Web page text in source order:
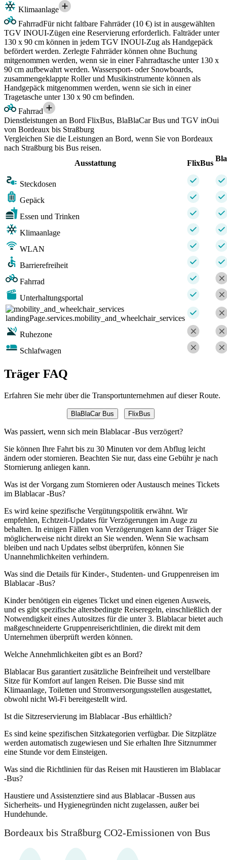
Klimaanlage
FahrradFür nicht faltbare Fahrräder (10 €) ist in ausgewählten
TGV INOUI-Zügen eine Reservierung erforderlich. Falträder unter
130 x 90 cm können in jedem TGV INOUI-Zug als Handgepäck
befördert werden. Zerlegte Fahrräder können ohne Buchung
mitgenommen werden, wenn sie in einer Fahrradtasche unter 130 x
90 cm aufbewahrt werden. Wassersport- oder Snowboards,
zusammengeklappte Roller und Musikinstrumente können als
Handgepäck mitgenommen werden, wenn sie sich in einer
Tragetasche unter 130 x 90 cm befinden.
Fahrrad
Dienstleistungen an Bord FlixBus, BlaBlaCar Bus und TGV inOui
von Bordeaux bis Straßburg
Vergleichen Sie die Leistungen an Bord, wenn Sie von Bordeaux
nach Straßburg bis Bus reisen.
Ausstattung
FlixBus
Steckdosen
Gepäck
Essen und Trinken
Klimaanlage
WLAN
Barrierefreiheit
Fahrrad
Unterhaltungsportal
landingPage.services.mobility_and_wheelchair_services
Ruhezone
Schlafwagen
Träger FAQ
Erfahren Sie mehr über die Transportunternehmen auf dieser Route.
BlaBlaCar Bus FlixBus
Was passiert, wenn sich mein Blablacar -Bus verzögert?
Sie können Ihre Fahrt bis zu 30 Minuten vor dem Abflug leicht
ändern oder stornieren. Beachten Sie nur, dass eine Gebühr je nach
Stornierung anliegen kann.
Was ist der Vorgang zum Stornieren oder Austausch meines Tickets
im Blablacar -Bus?
Es wird keine spezifische Vergütungspolitik erwähnt. Wir
empfehlen, Echtzeit-Updates für Verzögerungen im Auge zu
behalten. In einigen Fällen von Verzögerungen kann der Träger Sie
möglicherweise nicht direkt an Sie wenden. Wenn Sie wachsam
bleiben und nach Updates selbst überprüfen, können Sie
Unannehmlichkeiten verhindern.
Was sind die Details für Kinder-, Studenten- und Gruppenreisen im
Blablacar -Bus?
Kinder benötigen ein eigenes Ticket und einen eigenen Ausweis,
und es gibt spezifische altersbedingte Reiseregeln, einschließlich der
Notwendigkeit eines Autositzes für die unter 3. Blablacar bietet auch
maßgeschneiderte Gruppenreiserichtlinien, die direkt mit dem
Unternehmen überprüft werden können.
Welche Annehmlichkeiten gibt es an Bord?
Blablacar Bus garantiert zusätzliche Beinfreiheit und verstellbare
Sitze für Komfort auf langen Reisen. Die Busse sind mit
Klimaanlage, Toiletten und Stromversorgungsstellen ausgestattet,
obwohl nicht Wi-Fi bereitgestellt wird.
Ist die Sitzreservierung im Blablacar -Bus erhältlich?
Es sind keine spezifischen Sitzkategorien verfügbar. Die Sitzplätze
werden automatisch zugewiesen und Sie erhalten Ihre Sitznummer
eine Stunde vor dem Einsteigen.
Was sind die Richtlinien für das Reisen mit Haustieren im Blablacar
-Bus?
Haustiere und Assistenztiere sind aus Blablacar -Bussen aus
Sicherheits- und Hygienegründen nicht zugelassen, außer bei
Hundehunde.
Bordeaux bis Straßburg CO2-Emissionen von Bus